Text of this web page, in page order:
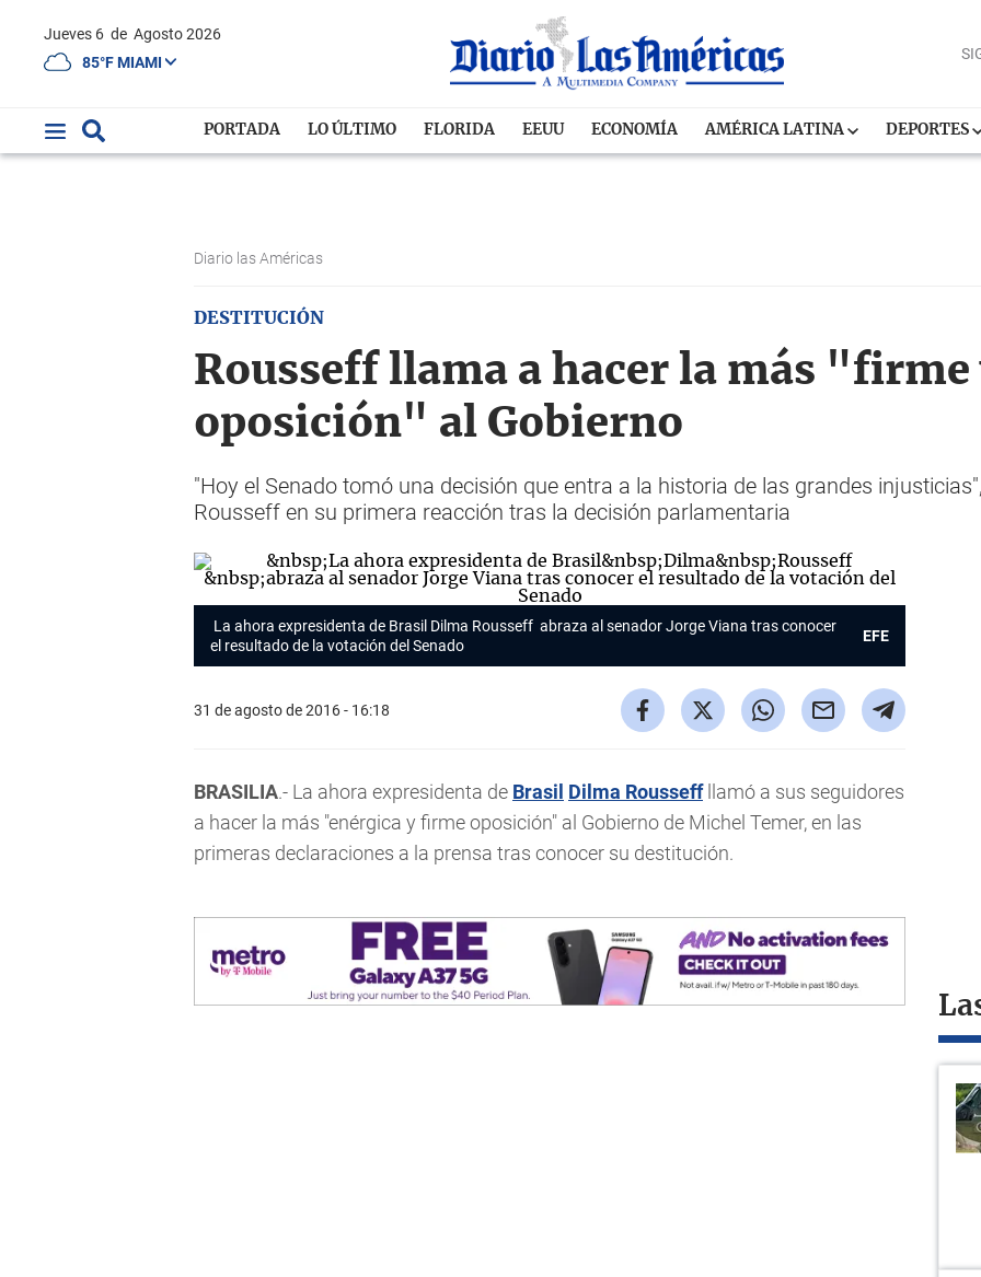
Jueves 6 de Agosto 2026
85°F MIAMI
PORTADA LO ÚLTIMO FLORIDA EEUU ECONOMÍA AMÉRICA LATINA DEPORTES
Diario las Américas
DESTITUCIÓN
Rousseff llama a hacer la más "firme
oposición" al Gobierno
"Hoy el Senado tomó una decisión que entra a la historia de las grandes
Rousseff en su primera reacción tras la decisión parlamentaria
La ahora expresidenta de Brasil Dilma Rousseff abraza al senador Jorge Viana tras conocer
el resultado de la votación del Senado
EFE
31 de agosto de 2016 - 16:18
BRASILIA.- La ahora expresidenta de Brasil Dilma Rousseffllamó a sus seguidores
a hacer la más "enérgica y firme oposición" al Gobierno de Michel Temer, en las
primeras declaraciones a la prensa tras conocer su destitución.